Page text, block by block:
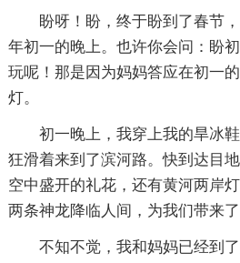
盼呀！盼，终于盼到了春节
年初一的晚上。也许你会问：盼
玩呢！那是因为妈妈答应在初一
灯。
初一晚上，我穿上我的旱冰
狂滑着来到了滨河路。快到达目
空中盛开的礼花，还有黄河两岸
两条神龙降临人间，为我们带来
不知不觉，我和妈妈已经到